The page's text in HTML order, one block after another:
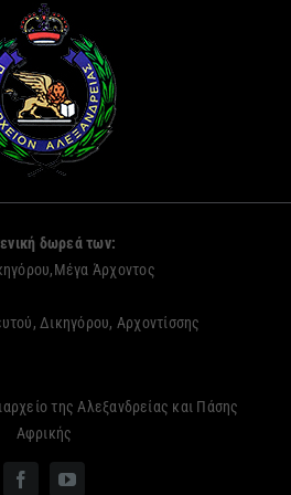
δωρεά των:
Άρχοντος
Δικηγόρου, Αρχοντίσσης
της Αλεξανδρείας και Πάσης
Αφρικής